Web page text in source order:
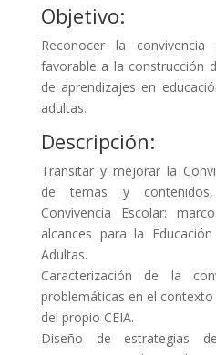
Objetivo:
Reconocer la
favorable a la construcción
de aprendizajes en
adultas.
Descripción:
Transitar y mejorar la
de temas y
Convivencia Escolar:
alcances para la
Adultas.
Caracterización de la
problemáticas en el contexto
del propio CEIA.
Diseño de estrategias